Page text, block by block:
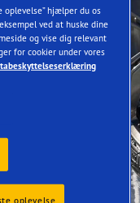
oplevelse” hjælper du os
ved at huske dine
og vise dig relevant
for cookier under vores
oplevelse